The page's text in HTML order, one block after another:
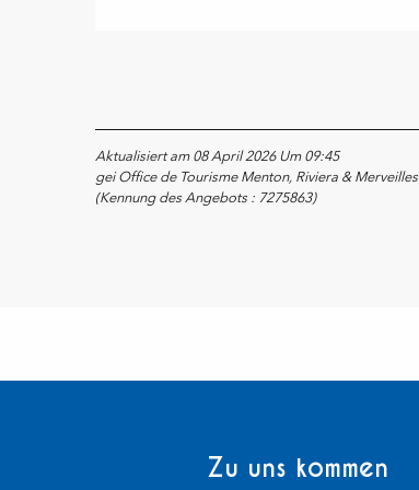
Aktualisiert am 08 April 2026 Um 09:45
gei Office de Tourisme Menton, Riviera & Merveilles
(Kennung des Angebots : 7275863)
Zu uns kommen